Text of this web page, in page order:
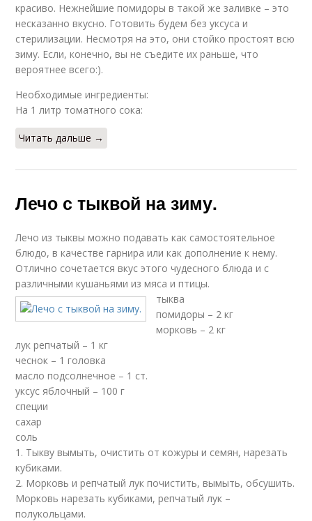
красиво. Нежнейшие помидоры в такой же заливке – это
несказанно вкусно. Готовить будем без уксуса и
стерилизации. Несмотря на это, они стойко простоят всю
зиму. Если, конечно, вы не съедите их раньше, что
вероятнее всего:).
Необходимые ингредиенты:
На 1 литр томатного сока:
Читать дальше →
Лечо с тыквой на зиму.
Лечо из тыквы можно подавать как самостоятельное
блюдо, в качестве гарнира или как дополнение к нему.
Отлично сочетается вкус этого чудесного блюда и с
различными кушаньями из мяса и птицы.
тыква
помидоры – 2 кг
морковь – 2 кг
лук репчатый – 1 кг
чеснок – 1 головка
масло подсолнечное – 1 ст.
уксус яблочный – 100 г
специи
сахар
соль
1. Тыкву вымыть, очистить от кожуры и семян, нарезать
кубиками.
2. Морковь и репчатый лук почистить, вымыть, обсушить.
Морковь нарезать кубиками, репчатый лук –
полукольцами.